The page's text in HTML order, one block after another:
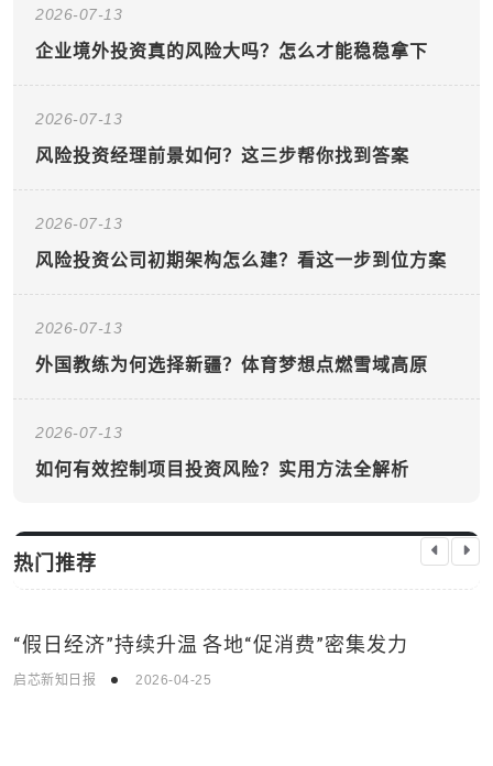
2026-07-13
企业境外投资真的风险大吗？怎么才能稳稳拿下
2026-07-13
风险投资经理前景如何？这三步帮你找到答案
2026-07-13
风险投资公司初期架构怎么建？看这一步到位方案
2026-07-13
外国教练为何选择新疆？体育梦想点燃雪域高原
2026-07-13
如何有效控制项目投资风险？实用方法全解析
热门推荐
国际新闻
“假日经济”持续升温 各地“促消费”密集发力
启芯新知日报 2026-04-25